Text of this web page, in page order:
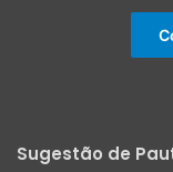
Sugestão de